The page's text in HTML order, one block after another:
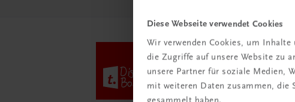
Diese Webseite verwendet Cookies
Wir verwenden Cookies, um
die Zugriffe auf unsere Website zu
unsere Partner für soziale Medien,
mit weiteren Daten zusammen, die